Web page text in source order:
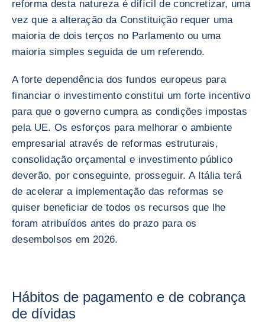
reforma desta natureza é difícil de concretizar, uma
vez que a alteração da Constituição requer uma
maioria de dois terços no Parlamento ou uma
maioria simples seguida de um referendo.
A forte dependência dos fundos europeus para
financiar o investimento constitui um forte incentivo
para que o governo cumpra as condições impostas
pela UE. Os esforços para melhorar o ambiente
empresarial através de reformas estruturais,
consolidação orçamental e investimento público
deverão, por conseguinte, prosseguir. A Itália terá
de acelerar a implementação das reformas se
quiser beneficiar de todos os recursos que lhe
foram atribuídos antes do prazo para os
desembolsos em 2026.
Hábitos de pagamento e de cobrança
de dívidas